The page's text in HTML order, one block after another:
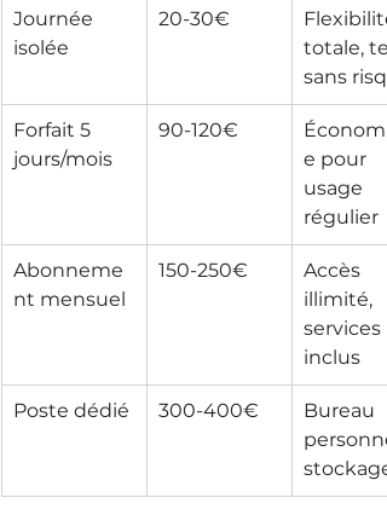
Journée
isolée
20-30€
totale,
sans
Forfait 5
jours/mois
90-120€
e pour
usage
régulier
Abonneme
nt mensuel
150-250€
Accès
illimité,
services
inclus
Poste dédié 300-400€
Bureau
stockage